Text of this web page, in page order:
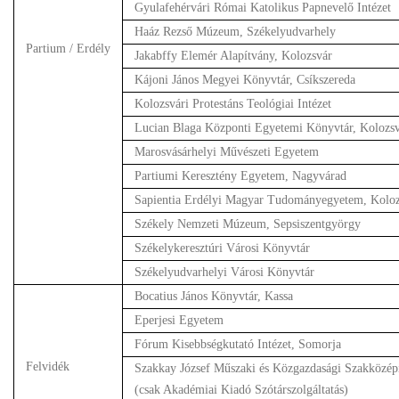
Partium / Erdély
Gyulafehérvári Római Katolikus Papnevelő Intézet
Haáz Rezső Múzeum, Székelyudvarhely
Jakabffy Elemér Alapítvány, Kolozsvár
Kájoni János Megyei Könyvtár, Csíkszereda
Kolozsvári Protestáns Teológiai Intézet
Lucian Blaga Központi Egyetemi Könyvtár,
Marosvásárhelyi Művészeti Egyetem
Partiumi Keresztény Egyetem, Nagyvárad
Sapientia Erdélyi Magyar Tudományegyetem,
Székely Nemzeti Múzeum, Sepsiszentgyörgy
Székelykeresztúri Városi Könyvtár
Székelyudvarhelyi Városi Könyvtár
Felvidék
Bocatius János Könyvtár, Kassa
Eperjesi Egyetem
Fórum Kisebbségkutató Intézet, Somorja
Szakkay József Műszaki és Közgazdasági
(csak Akadémiai Kiadó Szótárszolgáltatás)